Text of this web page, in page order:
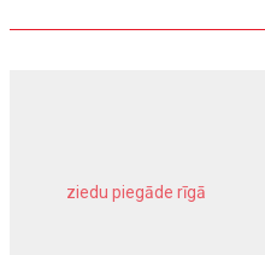
ziedu piegāde rīgā